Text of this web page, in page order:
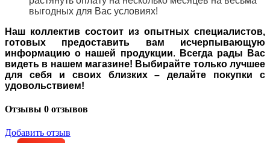
выгодных для Вас условиях!
Наш коллектив состоит из опытных специалистов,
готовых предоставить вам исчерпывающую
информацию о нашей продукции.
Всегда рады Вас
видеть в нашем магазине! Выбирайте только лучшее
для себя и своих близких – делайте покупки с
удовольствием!
Отзывы 0 отзывов
Добавить отзыв